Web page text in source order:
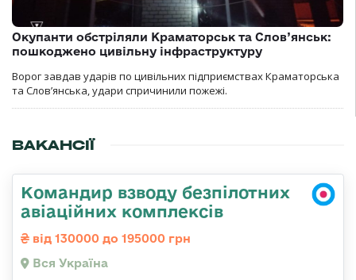
Окупанти обстріляли Краматорськ та Слов’янськ:
пошкоджено цивільну інфраструктуру
Ворог завдав ударів по цивільних підприємствах Краматорська
та Слов’янська, удари спричинили пожежі.
ВАКАНСІЇ
Командир взводу безпілотних
авіаційних комплексів
від 130000 до 195000 грн
Вся Україна